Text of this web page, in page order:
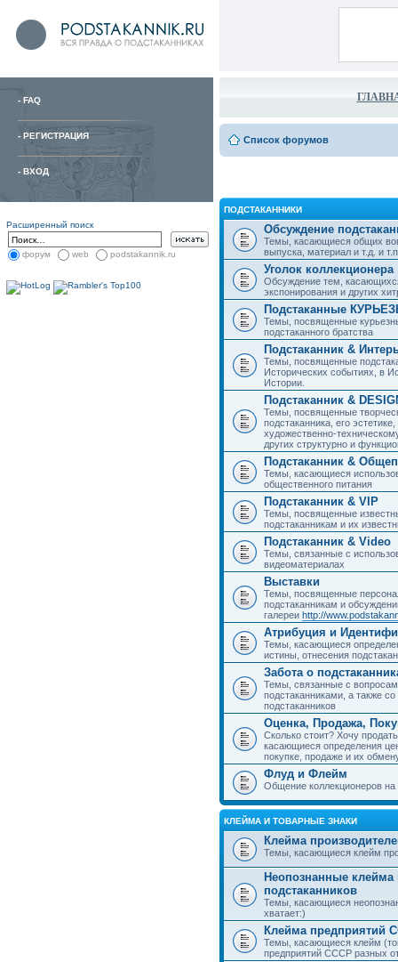
- FAQ
- РЕГИСТРАЦИЯ
- ВХОД
Расширенный поиск
форум web podstakannik.ru
Список форумов
ПОДСТАКАННИКИ
Обсуждение
Темы, касающиеся общих
выпуска, материал и т.д. и
Уголок коллекционера
Обсуждение тем,
экспонирования и других
Подстаканные
Темы, посвященные
подстаканного братства
Подстаканник &
Темы, посвященные
Исторических событиях, в
Истории.
Подстаканник &
Темы, посвященные
подстаканника, его
художественно-
других структурно и
Подстаканник &
Темы, касающиеся
общественного питания
Подстаканник & VIP
Темы, посвященные
подстаканникам и их
Подстаканник & Video
Темы, связанные с
видеоматериалах
Выставки
Темы, посвященные
подстаканникам и
галереи http://
Атрибуция и
Темы, касающиеся
истины, отнесения
Забота о
Темы, связанные с
подстаканниками, а также
подстаканников
Оценка, Продажа,
Сколько стоит? Хочу
касающиеся определения
покупке, продаже и их
Флуд и Флейм
Общение коллекционеров
КЛЕЙМА И ТОВАРНЫЕ ЗНАКИ
Клейма
Темы, касающиеся клейм
Неопознанные клейма
подстаканников
Темы, касающиеся
хватает:)
Клейма предприятий
Темы, касающиеся клейм
предприятий СССР разных